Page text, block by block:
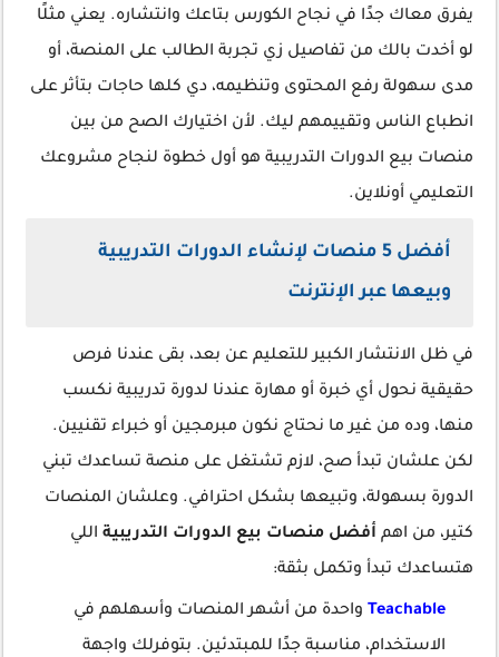
يفرق معاك جدًا في نجاح الكورس بتاعك وانتشاره. يعني مثلًا
لو أخدت بالك من تفاصيل زي تجربة الطالب على المنصة، أو
مدى سهولة رفع المحتوى وتنظيمه، دي كلها حاجات بتأثر على
انطباع الناس وتقييمهم ليك. لأن اختيارك الصح من بين
منصات بيع الدورات التدريبية هو أول خطوة لنجاح مشروعك
التعليمي أونلاين.
أفضل 5 منصات لإنشاء الدورات التدريبية
وبيعها عبر الإنترنت
في ظل الانتشار الكبير للتعليم عن بعد، بقى عندنا فرص
حقيقية نحول أي خبرة أو مهارة عندنا لدورة تدريبية نكسب
منها، وده من غير ما نحتاج نكون مبرمجين أو خبراء تقنيين.
لكن علشان تبدأ صح، لازم تشتغل على منصة تساعدك تبني
الدورة بسهولة، وتبيعها بشكل احترافي. وعلشان المنصات
كتير، من اهم أفضل منصات بيع الدورات التدريبية اللي
هتساعدك تبدأ وتكمل بثقة:
Teachable واحدة من أشهر المنصات وأسهلهم في
الاستخدام، مناسبة جدًا للمبتدئين. بتوفرلك واجهة